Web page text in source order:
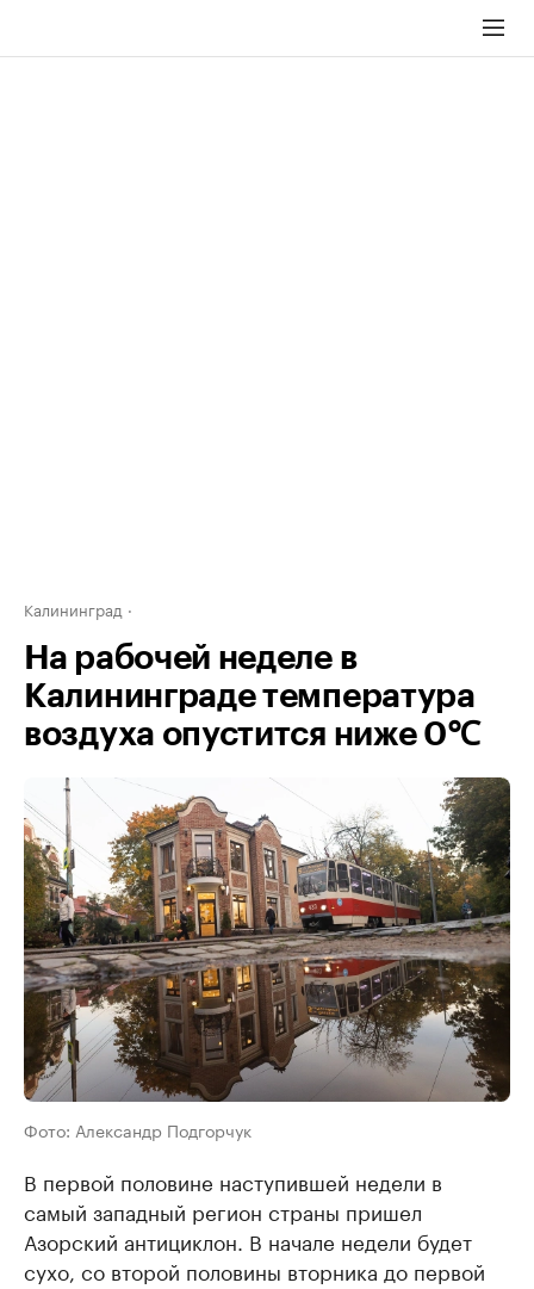
Калининград
На рабочей неделе в
Калининграде температура
воздуха опустится ниже 0℃
Фото: Александр Подгорчук
В первой половине наступившей недели в
самый западный регион страны пришел
Азорский антициклон. В начале недели будет
сухо, cо второй половины вторника до первой